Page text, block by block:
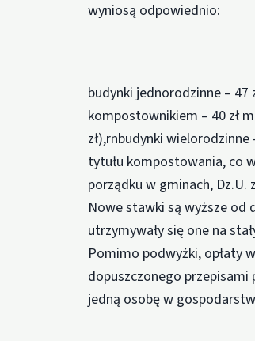
wyniosą odpowiednio:
budynki jednorodzinne – 47
kompostownikiem – 40 zł
zł),rnbudynki
tytułu kompostowania, co
porządku w gminach, Dz.U.
Nowe stawki są wyższe od
utrzymywały się one na
Pomimo podwyżki, opłaty
dopuszczonego przepisami
jedną osobę w